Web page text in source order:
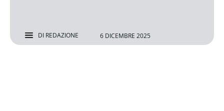
DI REDAZIONE 6 DICEMBRE 2025